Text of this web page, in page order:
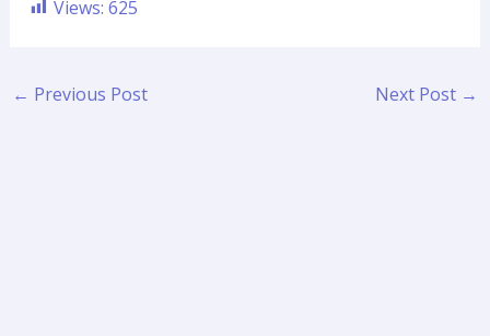
Views: 625
← Previous Post Next Post →